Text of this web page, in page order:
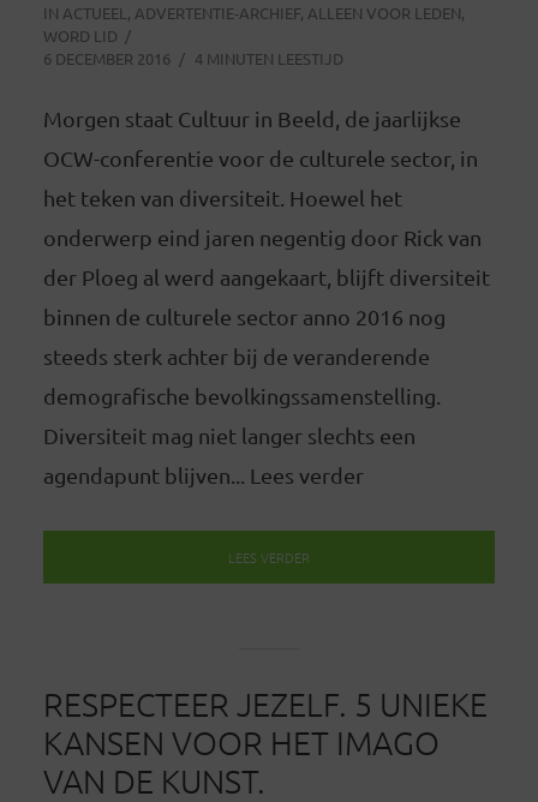
IN ACTUEEL , ADVERTENTIE-ARCHIEF, ALLEEN VOOR LEDEN,
WORD LID
6 DECEMBER 2016
4 MINUTEN LEESTIJD
Morgen staat Cultuur in Beeld, de jaarlijkse
OCW-conferentie voor de culturele sector, in
het teken van diversiteit. Hoewel het
onderwerp eind jaren negentig door Rick van
der Ploeg al werd aangekaart, blijft diversiteit
binnen de culturele sector anno 2016 nog
steeds sterk achter bij de veranderende
demografische bevolkingssamenstelling.
Diversiteit mag niet langer slechts een
agendapunt blijven... Lees verder
LEES VERDER
RESPECTEER JEZELF. 5 UNIEKE
KANSEN VOOR HET IMAGO
VAN DE KUNST.